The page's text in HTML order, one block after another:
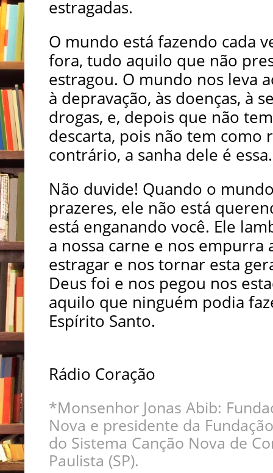
estragadas.
O mundo está fazendo cada
fora, tudo aquilo que não
estragou. O mundo nos leva
à depravação, às doenças, à
drogas, e, depois que não
descarta, pois não tem como
contrário, a sanha dele é essa.
Não duvide! Quando o
prazeres, ele não está
está enganando você. Ele
a nossa carne e nos empurra
estragar e nos tornar esta
Deus foi e nos pegou nos
aquilo que ninguém podia
Espírito Santo.
Rádio Coração
*Monsenhor Jonas Abib:
Nova e presidente da
do Sistema Canção Nova de
Paulista (SP).